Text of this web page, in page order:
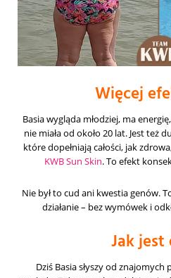
Więcej
Basia wygląda młodziej, ma
nie miała od około 20 lat. Jest też
które dopełniają całości, jak
KWB Sun Skin. To efekt
Nie był to cud ani kwestia genów.
działanie – bez wymówek i
Jak jest
Dziś Basia słyszy od